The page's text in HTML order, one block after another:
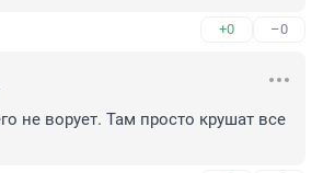
+0 –0
не ворует. Там просто крушат все